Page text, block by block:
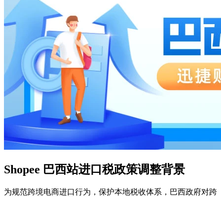
Shopee 巴西站进口税政策调整背景
为规范跨境电商进口行为，保护本地税收体系，巴西政府对跨